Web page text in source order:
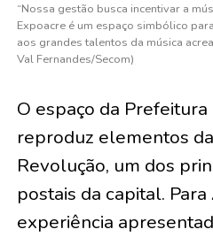
“Nossa gestão busca incentivar a
Expoacre é um espaço simbólico
aos grandes talentos da música
Val Fernandes/Secom)
O espaço da
reproduz elementos
Revolução, um dos
postais da capital.
experiência